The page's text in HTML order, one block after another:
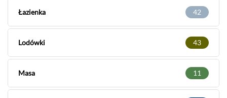
Łazienka 42
Lodówki 43
Masa 11